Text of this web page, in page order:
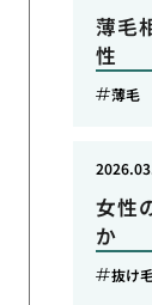
薄毛
性
薄毛
女性
か
抜け